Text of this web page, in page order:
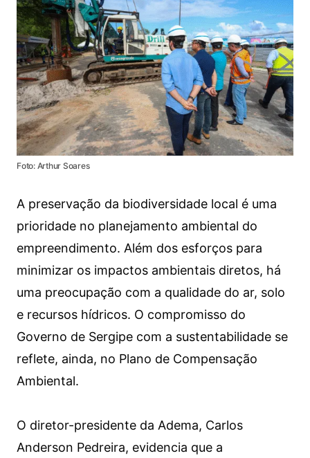
Foto: Arthur Soares
A preservação da biodiversidade local é uma
prioridade no planejamento ambiental do
empreendimento. Além dos esforços para
minimizar os impactos ambientais diretos, há
uma preocupação com a qualidade do ar, solo
e recursos hídricos. O compromisso do
Governo de Sergipe com a sustentabilidade se
reflete, ainda, no Plano de Compensação
Ambiental.
O diretor-presidente da Adema, Carlos
Anderson Pedreira, evidencia que a